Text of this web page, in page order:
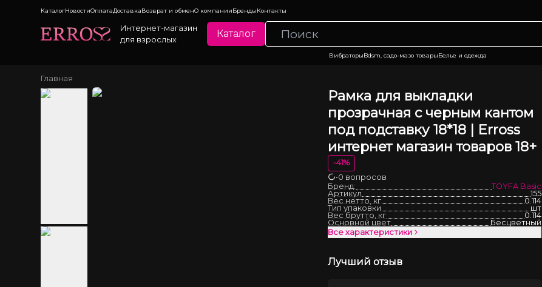
КаталогНовостиОплатаДоставкаВозврат и обменО компанииБрендыКонтакты
Интернет-магазин
для взрослых
Каталог
ВибраторыBdsm, садо-мазо товарыБелье и одежда
Главная
Рамка для выкладки
прозрачная с черным кантом
под подставку 18*18 | Erross
интернет магазин товаров 18+
-41%
Загрузка
•0 вопросов
Бренд:
TOYFA Basic
Артикул
155
Вес нетто, кг
0.114
Тип упаковки
шт
Вес брутто, кг
0.114
Основной цвет
Бесцветный
Все характеристики
Лучший отзыв